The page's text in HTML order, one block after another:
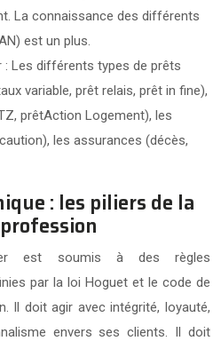
La connaissance des différents
est un plus.
: Les différents types de prêts
variable, prêt relais, prêt in fine),
prêtAction Logement), les
les assurances (décès,
: les piliers de la
est soumis à des règles
par la loi Hoguet et le code de
Il doit agir avec intégrité, loyauté,
envers ses clients. Il doit